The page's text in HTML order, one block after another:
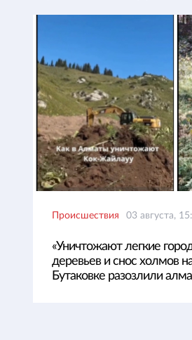
Происшествия 03 августа,
«Уничтожают легкие
деревьев и снос холмов
Бутаковке разозлили